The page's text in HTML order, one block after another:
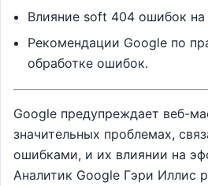
Влияние soft 404 ошибок на
Рекомендации Google по
обработке ошибок.
Google предупреждает веб-
значительных проблемах,
ошибками, и их влиянии на
Аналитик Google Гэри Иллис